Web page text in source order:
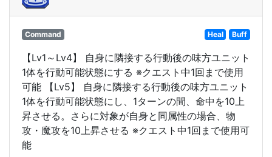
Command Heal Buff
【Lv1～Lv4】 自身に隣接する行動後の味方ユニット
1体を行動可能状態にする ※クエスト中1回まで使用
可能 【Lv5】 自身に隣接する行動後の味方ユニット
1体を行動可能状態にし、1ターンの間、命中を10上
昇させる。さらに対象が自身と同属性の場合、物
攻・魔攻を10上昇させる ※クエスト中1回まで使用可
能